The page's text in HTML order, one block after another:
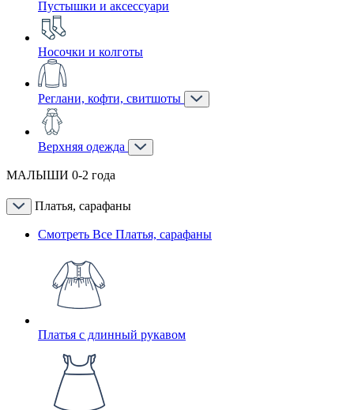
Пустышки и аксессуари
Носочки и колготы
Реглани, кофти, свитшоты
Верхняя одежда
МАЛЫШИ 0-2 года
Платья, сарафаны
Смотреть Все Платья, сарафаны
Платья с длинный рукавом